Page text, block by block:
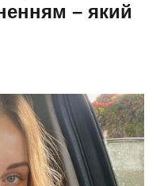
– який